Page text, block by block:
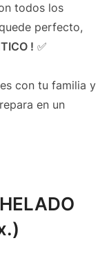
todos los
perfecto,
! ✅
con tu familia y
en un